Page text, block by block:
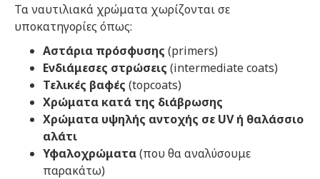
Τα ναυτιλιακά χρώματα χωρίζονται σε
υποκατηγορίες όπως:
Αστάρια πρόσφυσης (primers)
Ενδιάμεσες στρώσεις (intermediate coats)
Τελικές βαφές (topcoats)
Χρώματα κατά της διάβρωσης
Χρώματα υψηλής αντοχής σε UV ή θαλάσσιο
αλάτι
Υφαλοχρώματα(που θα αναλύσουμε
παρακάτω)